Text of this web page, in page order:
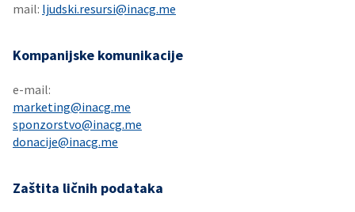
mail: ljudski.resursi@inacg.me​
Kompanijske komunikacije
e-mail:​
marketing@inacg.me
sponzorstvo@inacg.me
donacije@inacg.me
Zaštita ličnih podataka